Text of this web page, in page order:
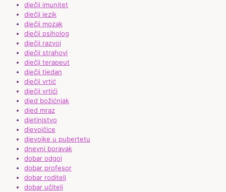
dječji imunitet
dječji jezik
dječji mozak
dječji psiholog
dječji razvoj
dječji strahovi
dječji terapeut
dječji tjedan
dječji vrtić
dječji vrtići
djed božićnjak
djed mraz
djetinjstvo
djevojčice
djevojke u pubertetu
dnevni boravak
dobar odgoj
dobar profesor
dobar roditelj
dobar učitelj